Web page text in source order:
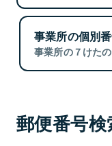
事業所の個別
事業所の７けた
郵便番号